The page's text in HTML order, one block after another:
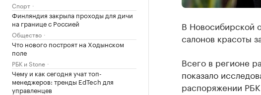
Спорт
Финляндия закрыла проходы для дичи
на границе с Россией
Общество
Что нового построят на Ходынском
поле
РБК и Stone
Чему и как сегодня учат топ-
менеджеров: тренды EdTech для
управленцев
В Новосибирской
салонов красоты
Всего в регионе
показало
распоряжении